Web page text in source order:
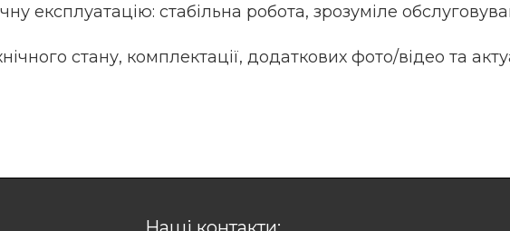
експлуатацію: стабільна робота, зрозуміле
стану, комплектації, додаткових фото/відео та